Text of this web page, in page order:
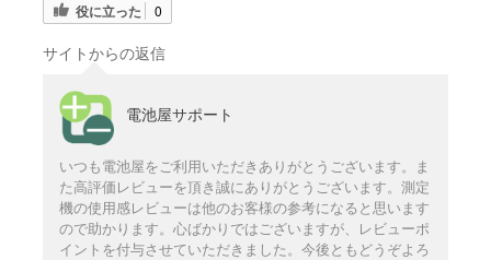
役に立った 0
サイトからの返信
電池屋サポート
いつも電池屋をご利用いただきありがとうございます。ま
た高評価レビューを頂き誠にありがとうございます。測定
機の使用感レビューは他のお客様の参考になると思います
ので助かります。心ばかりではございますが、レビューポ
イントを付与させていただきました。今後ともどうぞよろ